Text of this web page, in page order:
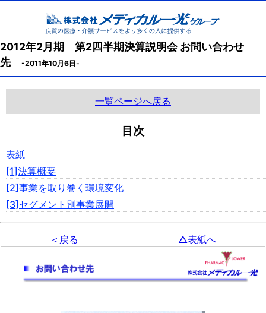
2012年2月期 第2四半期決算説明会 お問い合わせ
先
-2011年10月6日-
一覧ページへ戻る
目次
表紙
[1]決算概要
[2]事業を取り巻く環境変化
[3]セグメント別事業展開
＜戻る △表紙へ